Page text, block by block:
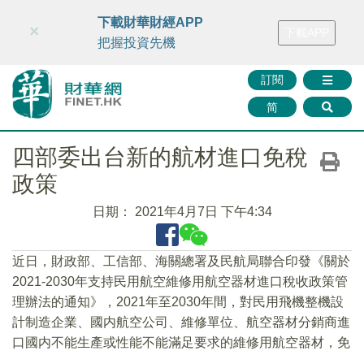
財華智庫網 FINTV FINMETA 財華證券 媒體矩陣
訂閱
简
×
下載財華財經APP
把握投資先機
四部委出台新的航材進口免稅
政策
日期： 2021年4月7日 下午4:34
近日，財政部、工信部、海關總署及民航局聯合印發《關於
2021-2030年支持民用航空維修用航空器材進口稅收政策管
理辦法的通知》，2021年至2030年間，對民用飛機整機設
計制造企業、國内航空公司、維修單位、航空器材分銷商進
口國内不能生產或性能不能滿足要求的維修用航空器材，免